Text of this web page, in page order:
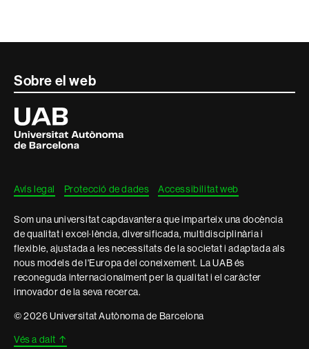
Contacte
informació
legal
Sobre el web
Universitat
Autònoma
de
Barcelona
Avís legal Protecció de dades Accessibilitat web
Som una universitat capdavantera que imparteix una docència
de qualitat i excel·lència, diversificada, multidisciplinària i
flexible, ajustada a les necessitats de la societat i adaptada als
nous models de l'Europa del coneixement. La UAB és
reconeguda internacionalment per la qualitat i el caràcter
innovador de la seva recerca.
© 2026 Universitat Autònoma de Barcelona
Vés a dalt ↑